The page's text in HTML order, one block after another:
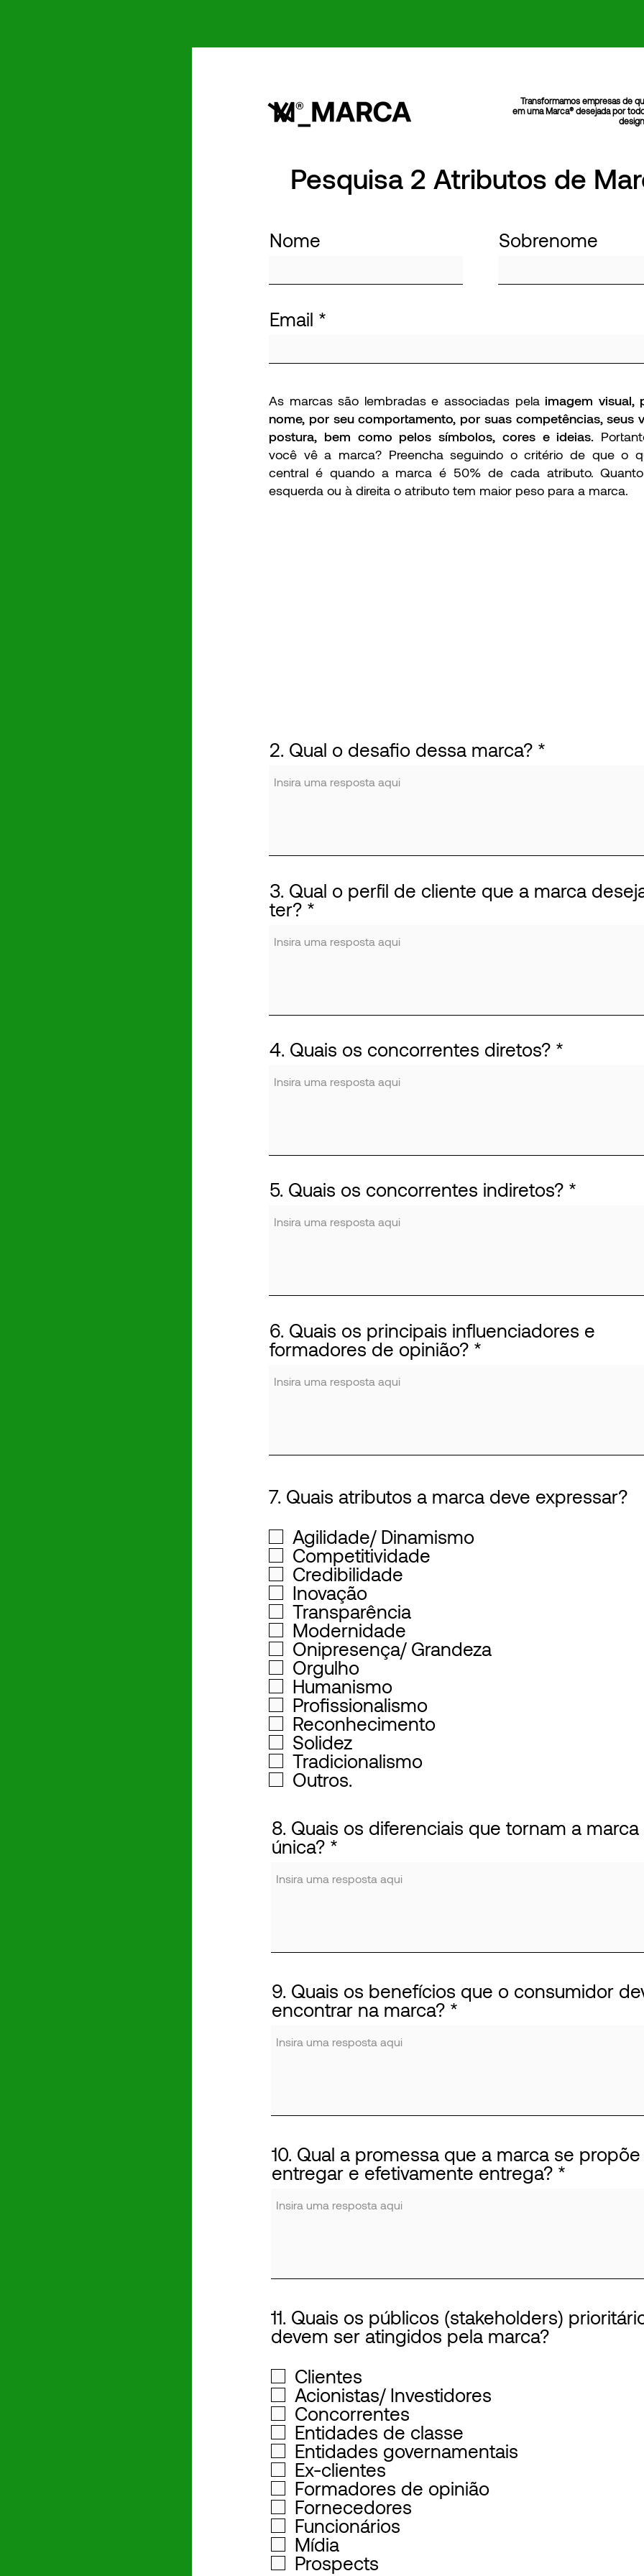
Transformamos empresas de
em uma Marca® desejada por
Pesquisa 2 Atributos de
Nome Sobrenome
Email
As marcas são lembradas e associadas pelaimagem visual,
nome, por seu comportamento, por suas competências, seus
postura, bem como pelos símbolos, cores e ideias.
você vê a marca? Preencha seguindo o critério de que o
central é quando a marca é 50% de cada atributo.
esquerda ou à direita o atributo tem maior peso para a marca.
2. Qual o desafio dessa marca?
3. Qual o perfil de cliente que a marca
ter?
4. Quais os concorrentes diretos?
5. Quais os concorrentes indiretos?
6. Quais os principais influenciadores e
formadores de opinião?
7. Quais atributos a marca deve expressar?
Agilidade/ Dinamismo
Competitividade
Credibilidade
Inovação
Transparência
Modernidade
Onipresença/ Grandeza
Orgulho
Humanismo
Profissionalismo
Reconhecimento
Solidez
Tradicionalismo
Outros.
8. Quais os diferenciais que tornam a marca
única?
9. Quais os benefícios que o consumidor
encontrar na marca?
10. Qual a promessa que a marca se
entregar e efetivamente entrega?
11. Quais os públicos (stakeholders)
devem ser atingidos pela marca?
Clientes
Acionistas/ Investidores
Concorrentes
Entidades de classe
Entidades governamentais
Ex-clientes
Formadores de opinião
Fornecedores
Funcionários
Mídia
Prospects